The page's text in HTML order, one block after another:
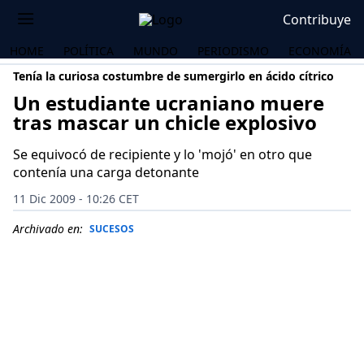
Contribuye
HOME POLÍTICA MUNDO PERIODISMO
ECONOMÍA
Tenía la curiosa costumbre de sumergirlo en ácido cítrico
Un estudiante ucraniano muere
tras mascar un chicle explosivo
Se equivocó de recipiente y lo 'mojó' en otro que
contenía una carga detonante
11 Dic 2009 - 10:26 CET
Archivado en: SUCESOS